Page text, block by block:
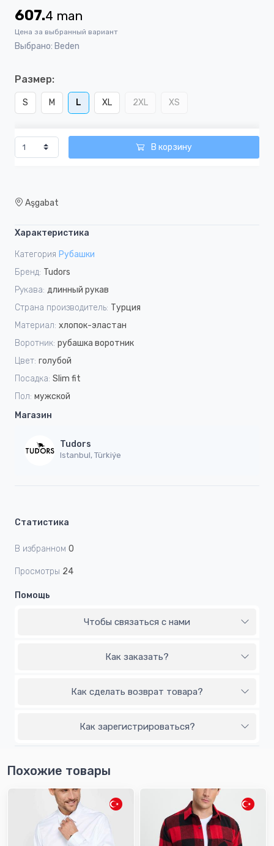
5
607.4 man
Цена за выбранный вариант
Выбрано: Beden
Размер:
S M L XL 2XL XS
В корзину
Aşgabat
Характеристика
Категория Рубашки
Бренд: Tudors
Рукава: длинный рукав
Страна производитель: Турция
Материал: хлопок-эластан
Воротник: рубашка воротник
Цвет: голубой
Посадка: Slim fit
Пол: мужской
Магазин
Tudors
Istanbul, Türkiýe
Статистика
В избранном 0
Просмотры 24
Помощь
Чтобы связаться с нами
Как заказать?
Как сделать возврат товара?
Как зарегистрироваться?
Похожие товары